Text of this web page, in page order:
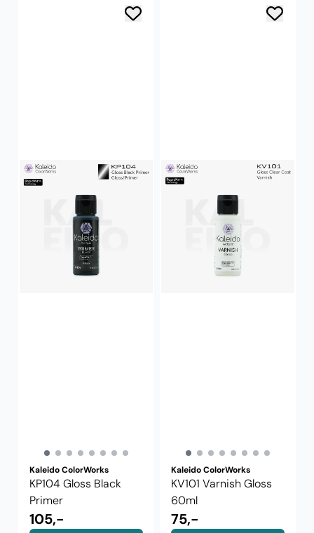
Kaleido ColorWorks
KP104 Gloss Black
Primer
105,-
Kaleido ColorWorks
KV101 Varnish Gloss
60ml
75,-